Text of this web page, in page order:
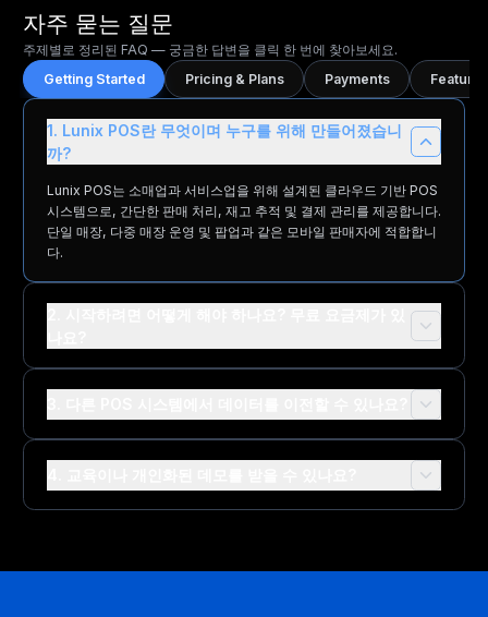
자주 묻는 질문
주제별로 정리된 FAQ — 궁금한 답변을 클릭 한 번에 찾아보세요.
Getting Started
Pricing & Plans Payments
1. Lunix POS란 무엇이며 누구를 위해 만들어졌습니
까?
Lunix POS는 소매업과 서비스업을 위해 설계된 클라우드 기반 POS
시스템으로, 간단한 판매 처리, 재고 추적 및 결제 관리를 제공합니다.
단일 매장, 다중 매장 운영 및 팝업과 같은 모바일 판매자에 적합합니
다.